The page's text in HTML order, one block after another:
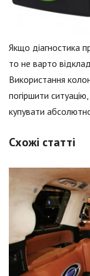
Якщо діагностика
то не варто
Використання
погіршити
купувати
Схожі статті